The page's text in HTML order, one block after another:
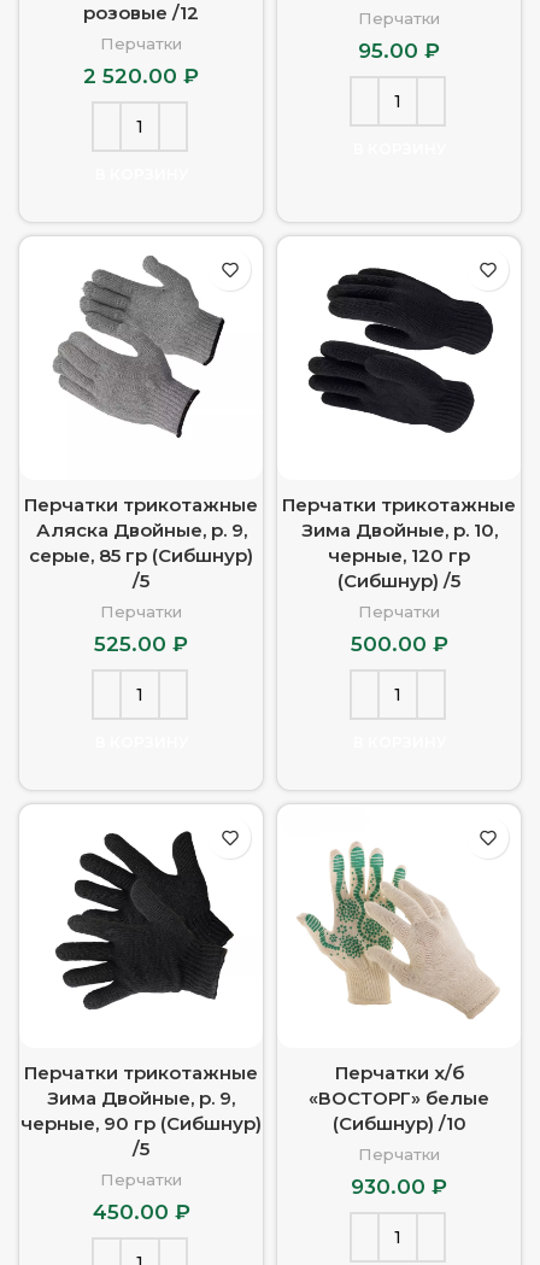
розовые /12
Перчатки
2 520.00 ₽
Перчатки
95.00 ₽
Перчатки трикотажные
Аляска Двойные, р. 9,
серые, 85 гр (Сибшнур)
/5
Перчатки
525.00 ₽
Перчатки трикотажные
Зима Двойные, р. 10,
черные, 120 гр
(Сибшнур) /5
Перчатки
500.00 ₽
Перчатки трикотажные
Зима Двойные, р. 9,
черные, 90 гр (Сибшнур)
/5
Перчатки
450.00 ₽
Перчатки х/б
«ВОСТОРГ» белые
(Сибшнур) /10
Перчатки
930.00 ₽